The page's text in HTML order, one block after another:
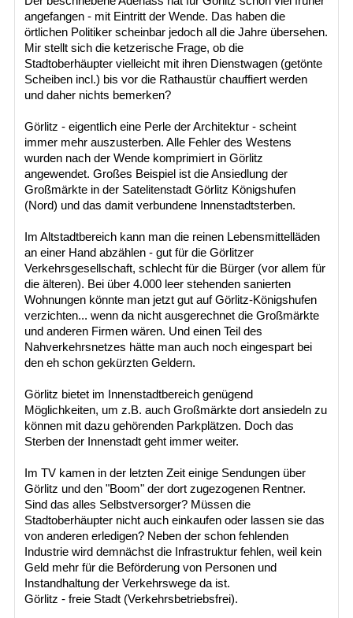
angefangen - mit Eintritt der Wende. Das haben die
örtlichen Politiker scheinbar jedoch all die Jahre übersehen.
Mir stellt sich die ketzerische Frage, ob die
Stadtoberhäupter vielleicht mit ihren Dienstwagen (getönte
Scheiben incl.) bis vor die Rathaustür chauffiert werden
und daher nichts bemerken?
Görlitz - eigentlich eine Perle der Architektur - scheint
immer mehr auszusterben. Alle Fehler des Westens
wurden nach der Wende komprimiert in Görlitz
angewendet. Großes Beispiel ist die Ansiedlung der
Großmärkte in der Satelitenstadt Görlitz Königshufen
(Nord) und das damit verbundene Innenstadtsterben.
Im Altstadtbereich kann man die reinen Lebensmittelläden
an einer Hand abzählen - gut für die Görlitzer
Verkehrsgesellschaft, schlecht für die Bürger (vor allem für
die älteren). Bei über 4.000 leer stehenden sanierten
Wohnungen könnte man jetzt gut auf Görlitz-Königshufen
verzichten... wenn da nicht ausgerechnet die Großmärkte
und anderen Firmen wären. Und einen Teil des
Nahverkehrsnetzes hätte man auch noch eingespart bei
den eh schon gekürzten Geldern.
Görlitz bietet im Innenstadtbereich genügend
Möglichkeiten, um z.B. auch Großmärkte dort ansiedeln zu
können mit dazu gehörenden Parkplätzen. Doch das
Sterben der Innenstadt geht immer weiter.
Im TV kamen in der letzten Zeit einige Sendungen über
Görlitz und den "Boom" der dort zugezogenen Rentner.
Sind das alles Selbstversorger? Müssen die
Stadtoberhäupter nicht auch einkaufen oder lassen sie das
von anderen erledigen? Neben der schon fehlenden
Industrie wird demnächst die Infrastruktur fehlen, weil kein
Geld mehr für die Beförderung von Personen und
Instandhaltung der Verkehrswege da ist.
Görlitz - freie Stadt (Verkehrsbetriebsfrei).